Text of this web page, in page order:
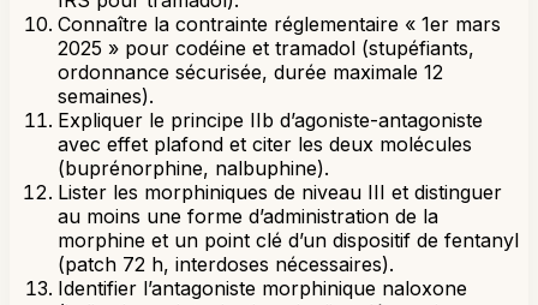
Connaître la contrainte réglementaire « 1er mars
2025 » pour codéine et tramadol (stupéfiants,
ordonnance sécurisée, durée maximale 12
semaines).
Expliquer le principe IIb d’agoniste-antagoniste
avec effet plafond et citer les deux molécules
(buprénorphine, nalbuphine).
Lister les morphiniques de niveau III et distinguer
au moins une forme d’administration de la
morphine et un point clé d’un dispositif de fentanyl
(patch 72 h, interdoses nécessaires).
Identifier l’antagoniste morphinique naloxone